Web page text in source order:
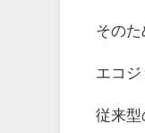
そのた
エコ
従来型